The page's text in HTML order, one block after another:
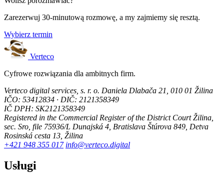
Zarezerwuj 30-minutową rozmowę, a my zajmiemy się resztą.
Wybierz termin
Verteco
Cyfrowe rozwiązania dla ambitnych firm.
Verteco digital services, s. r. o. Daniela Dlabača 21, 010 01 Žilina
IČO: 53412834 · DIČ: 2121358349
IČ DPH: SK2121358349
Registered in the Commercial Register of the District Court Žilina,
sec. Sro, file 75936/L Dunajská 4, Bratislava Štúrova 849, Detva
Rosinská cesta 13, Žilina
+421 948 355 017 info@verteco.digital
Usługi